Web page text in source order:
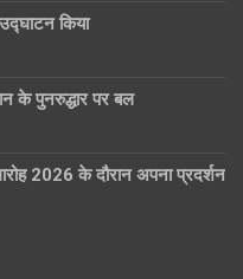
किया
के पुनरुद्धार पर बल
2026 के दौरान अपना प्रदर्शन